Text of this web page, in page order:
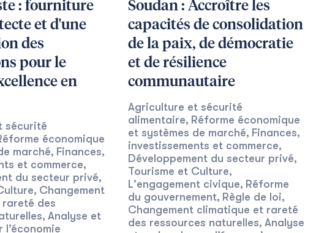
: fourniture
et d'une
des
pour le
en
sécurité
économique
marché, Finances,
et commerce,
du secteur privé,
, Changement
des
, Analyse et
l’économie
Soudan : Accroître les
capacités de consolidation
de la paix, de démocratie
et de résilience
communautaire
Agriculture et sécurité
alimentaire, Réforme économique
et systèmes de marché, Finances,
investissements et commerce,
Développement du secteur privé,
Tourisme et Culture,
L'engagement civique, Réforme
du gouvernement, Règle de loi,
Changement climatique et rareté
des ressources naturelles, Analyse